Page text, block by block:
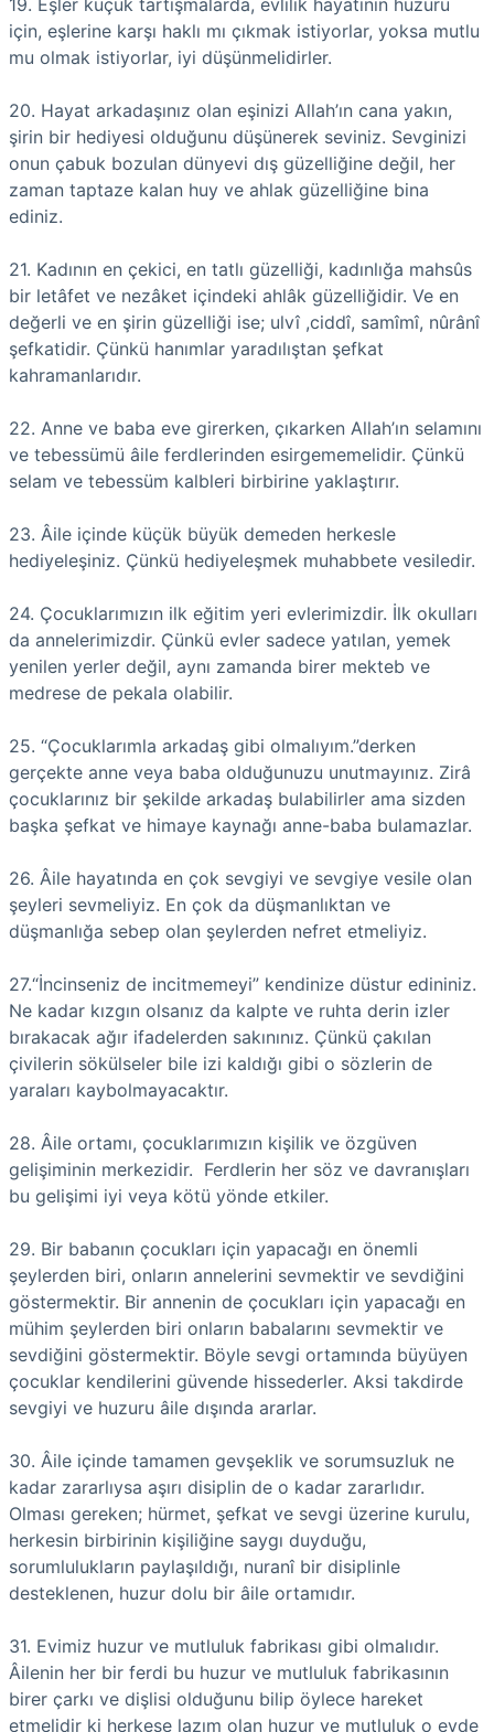
için, eşlerine karşı haklı mı çıkmak istiyorlar, yoksa mutlu
mu olmak istiyorlar, iyi düşünmelidirler.
20. Hayat arkadaşınız olan eşinizi Allah’ın cana yakın,
şirin bir hediyesi olduğunu düşünerek seviniz. Sevginizi
onun çabuk bozulan dünyevi dış güzelliğine değil, her
zaman taptaze kalan huy ve ahlak güzelliğine bina
ediniz.
21. Kadının en çekici, en tatlı güzelliği, kadınlığa mahsûs
bir letâfet ve nezâket içindeki ahlâk güzelliğidir. Ve en
değerli ve en şirin güzelliği ise; ulvî ,ciddî, samîmî, nûrânî
şefkatidir. Çünkü hanımlar yaradılıştan şefkat
kahramanlarıdır.
22. Anne ve baba eve girerken, çıkarken Allah’ın selamını
ve tebessümü âile ferdlerinden esirgememelidir. Çünkü
selam ve tebessüm kalbleri birbirine yaklaştırır.
23. Âile içinde küçük büyük demeden herkesle
hediyeleşiniz. Çünkü hediyeleşmek muhabbete vesiledir.
24. Çocuklarımızın ilk eğitim yeri evlerimizdir. İlk okulları
da annelerimizdir. Çünkü evler sadece yatılan, yemek
yenilen yerler değil, aynı zamanda birer mekteb ve
medrese de pekala olabilir.
25. “Çocuklarımla arkadaş gibi olmalıyım.”derken
gerçekte anne veya baba olduğunuzu unutmayınız. Zirâ
çocuklarınız bir şekilde arkadaş bulabilirler ama sizden
başka şefkat ve himaye kaynağı anne-baba bulamazlar.
26. Âile hayatında en çok sevgiyi ve sevgiye vesile olan
şeyleri sevmeliyiz. En çok da düşmanlıktan ve
düşmanlığa sebep olan şeylerden nefret etmeliyiz.
27.“İncinseniz de incitmemeyi” kendinize düstur edininiz.
Ne kadar kızgın olsanız da kalpte ve ruhta derin izler
bırakacak ağır ifadelerden sakınınız. Çünkü çakılan
çivilerin sökülseler bile izi kaldığı gibi o sözlerin de
yaraları kaybolmayacaktır.
28. Âile ortamı, çocuklarımızın kişilik ve özgüven
gelişiminin merkezidir. Ferdlerin her söz ve davranışları
bu gelişimi iyi veya kötü yönde etkiler.
29. Bir babanın çocukları için yapacağı en önemli
şeylerden biri, onların annelerini sevmektir ve sevdiğini
göstermektir. Bir annenin de çocukları için yapacağı en
mühim şeylerden biri onların babalarını sevmektir ve
sevdiğini göstermektir. Böyle sevgi ortamında büyüyen
çocuklar kendilerini güvende hissederler. Aksi takdirde
sevgiyi ve huzuru âile dışında ararlar.
30. Âile içinde tamamen gevşeklik ve sorumsuzluk ne
kadar zararlıysa aşırı disiplin de o kadar zararlıdır.
Olması gereken; hürmet, şefkat ve sevgi üzerine kurulu,
herkesin birbirinin kişiliğine saygı duyduğu,
sorumlulukların paylaşıldığı, nuranî bir disiplinle
desteklenen, huzur dolu bir âile ortamıdır.
31. Evimiz huzur ve mutluluk fabrikası gibi olmalıdır.
Âilenin her bir ferdi bu huzur ve mutluluk fabrikasının
birer çarkı ve dişlisi olduğunu bilip öylece hareket
etmelidir ki herkese lazım olan huzur ve mutluluk o evde